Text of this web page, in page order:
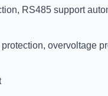
RS485 support
overvoltage